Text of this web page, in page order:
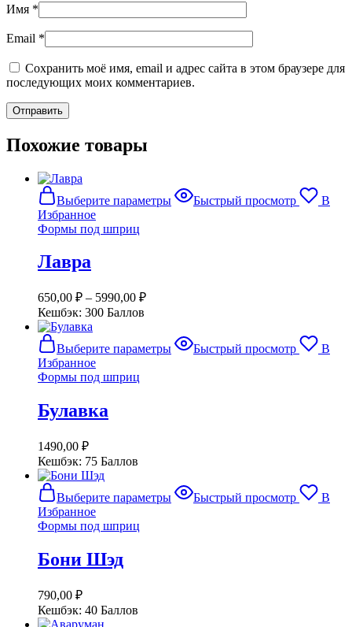
Имя *
Email *
Сохранить моё имя, email и адрес сайта в этом браузере для
последующих моих комментариев.
Похожие товары
Выберите параметры
Этот
товар
товара.
Быстрый просмотр
В
Избранное
Формы под шприц
Лавра
650,00 ₽ – 5990,00 ₽
Кешбэк: 300 Баллов
Выберите параметры
Этот
товарБыстрый просмотр
В
Избранное
Формы под шприц
Булавка
1490,00 ₽
Кешбэк: 75 Баллов
Выберите параметры
Этот
товарБыстрый просмотр
В
Избранное
Формы под шприц
Бони Шэд
790,00 ₽
Кешбэк: 40 Баллов